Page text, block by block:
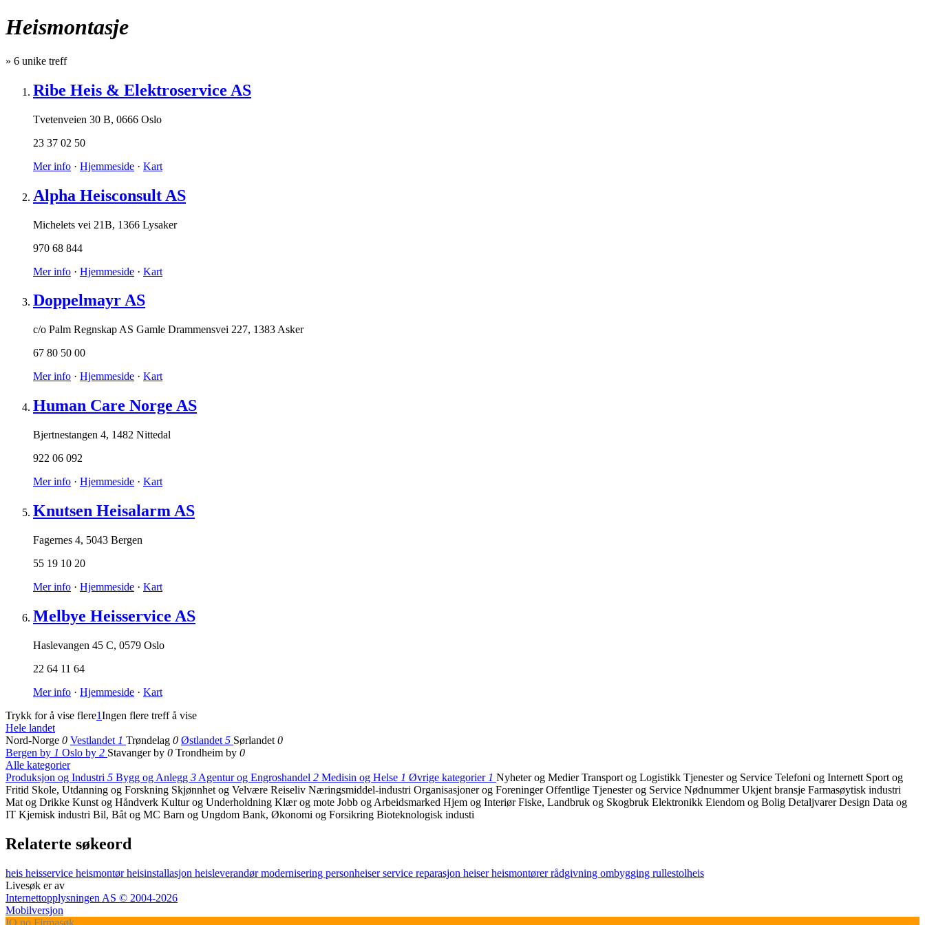
Heismontasje
» 6 unike treff
Ribe Heis & Elektroservice AS
Tvetenveien 30 B, 0666 Oslo
23 37 02 50
Mer info · Hjemmeside · Kart
Alpha Heisconsult AS
Michelets vei 21B, 1366 Lysaker
970 68 844
Mer info · Hjemmeside · Kart
Doppelmayr AS
c/o Palm Regnskap AS Gamle Drammensvei 227, 1383 Asker
67 80 50 00
Mer info · Hjemmeside · Kart
Human Care Norge AS
Bjertnestangen 4, 1482 Nittedal
922 06 092
Mer info · Hjemmeside · Kart
Knutsen Heisalarm AS
Fagernes 4, 5043 Bergen
55 19 10 20
Mer info · Hjemmeside · Kart
Melbye Heisservice AS
Haslevangen 45 C, 0579 Oslo
22 64 11 64
Mer info · Hjemmeside · Kart
Trykk for å vise flere1Ingen flere treff å vise
Hele landet
Nord-Norge 0 Vestlandet 1 Trøndelag 0 Østlandet 5 Sørlandet 0
Bergen by 1 Oslo by 2 Stavanger by 0 Trondheim by 0
Alle kategorier
Produksjon og Industri 5 Bygg og Anlegg 3 Agentur og Engroshandel 2 Medisin og Helse 1 Øvrige kategorier 1 Nyheter og MedierTransport og Logistikk Tjenester og Service Telefoni og Internett Sport og
Fritid Skole, Utdanning og Forskning Skjønnhet og Velvære Reiseliv Næringsmiddel-industri Organisasjoner og ForeningerOffentlige Tjenester og Service NødnummerUkjent bransje Farmasøytisk industri
Mat og Drikke Kunst og Håndverk Kultur og Underholdning Klær og mote Jobb og Arbeidsmarked Hjem og InteriørFiske, Landbruk og Skogbruk Elektronikk Eiendom og Bolig DetaljvarerDesign Data og
IT Kjemisk industri Bil, Båt og MC Barn og Ungdom Bank, Økonomi og Forsikring Bioteknologisk industi
Relaterte søkeord
heis heisservice heismontørheisinstallasjon heisleverandørmodernisering personheiserservice reparasjon heiserheismontørerrådgivning ombygging rullestolheis
Livesøk er av
Internettopplysningen AS © 2004-2026
Mobilversjon
IO .no Firmasøk